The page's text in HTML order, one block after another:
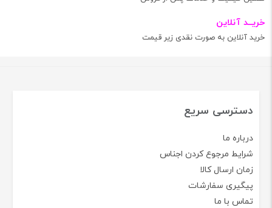
خریــد آنلاین
خرید آنلاین به صورت نقدی زیر قیمت
دسترسی سریع
درباره ما
شرایط مرجوع کردن اجناس
زمان ارسال کالا
پیگیری سفارشات
تماس با ما